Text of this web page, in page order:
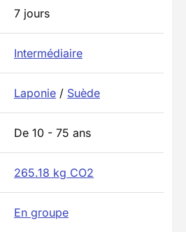
7 jours
Intermédiaire
Laponie / Suède
De 10 - 75 ans
265.18 kg CO2
En groupe